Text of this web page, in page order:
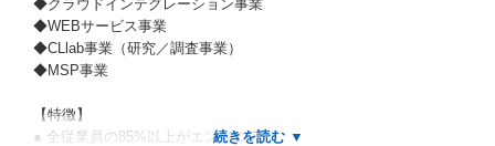
◆クラウドインテグレーション事業
◆WEBサービス事業
◆CLlab事業（研究／調査事業）
◆MSP事業
【特徴】
● 全従業員の85%以上がエンジニア